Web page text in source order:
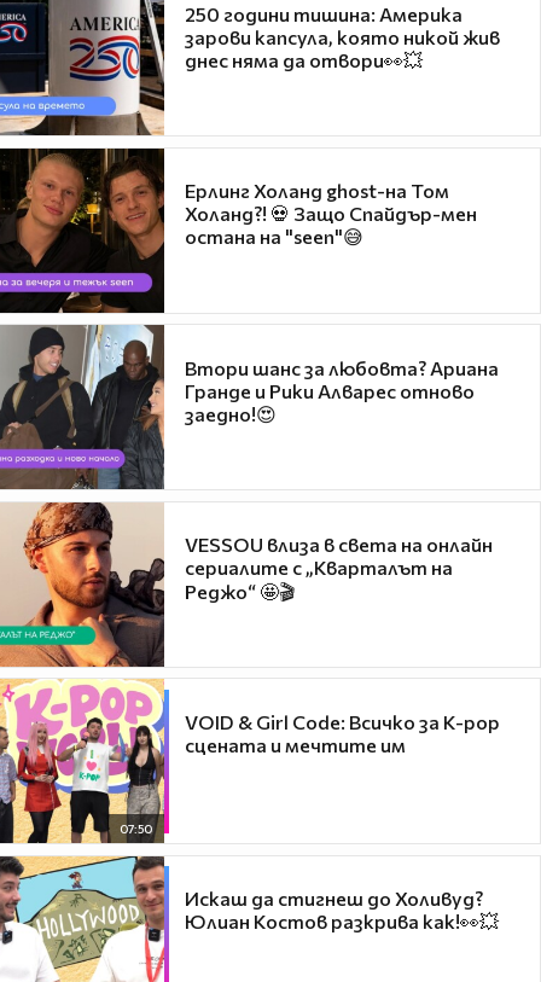
250 години тишина: Америка
зарови капсула, която никой жив
днес няма да отвори👀💥
Ерлинг Холанд ghost-на Том
Холанд?! 💀 Защо Спайдър-мен
остана на "seen"😅
Втори шанс за любовта? Ариана
Гранде и Рики Алварес отново
заедно!😍
VESSOU влиза в света на онлайн
сериалите с „Кварталът на
Реджо“ 🤩🎬
07:50
VOID & Girl Code: Всичко за K-pop
сцената и мечтите им
Искаш да стигнеш до Холивуд?
Юлиан Костов разкрива как!👀💥